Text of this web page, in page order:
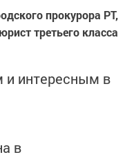
прокурора РТ,
юрист третьего класса
интересным в
в